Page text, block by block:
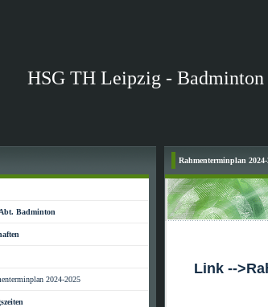
HSG TH Leipzig - Badminton
Badminton
2024-2025
Rahmenterminplan 2024-
Link --